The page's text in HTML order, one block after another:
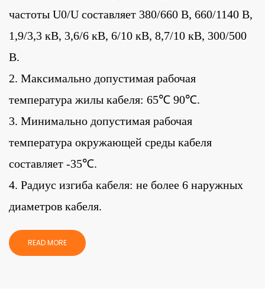
частоты U0/U составляет 380/660 В, 660/1140 В,
1,9/3,3 кВ, 3,6/6 кВ, 6/10 кВ, 8,7/10 кВ, 300/500
В.
2. Максимально допустимая рабочая
температура жилы кабеля: 65℃ 90℃.
3. Минимально допустимая рабочая
температура окружающей среды кабеля
составляет -35℃.
4. Радиус изгиба кабеля: не более 6 наружных
диаметров кабеля.
READ MORE